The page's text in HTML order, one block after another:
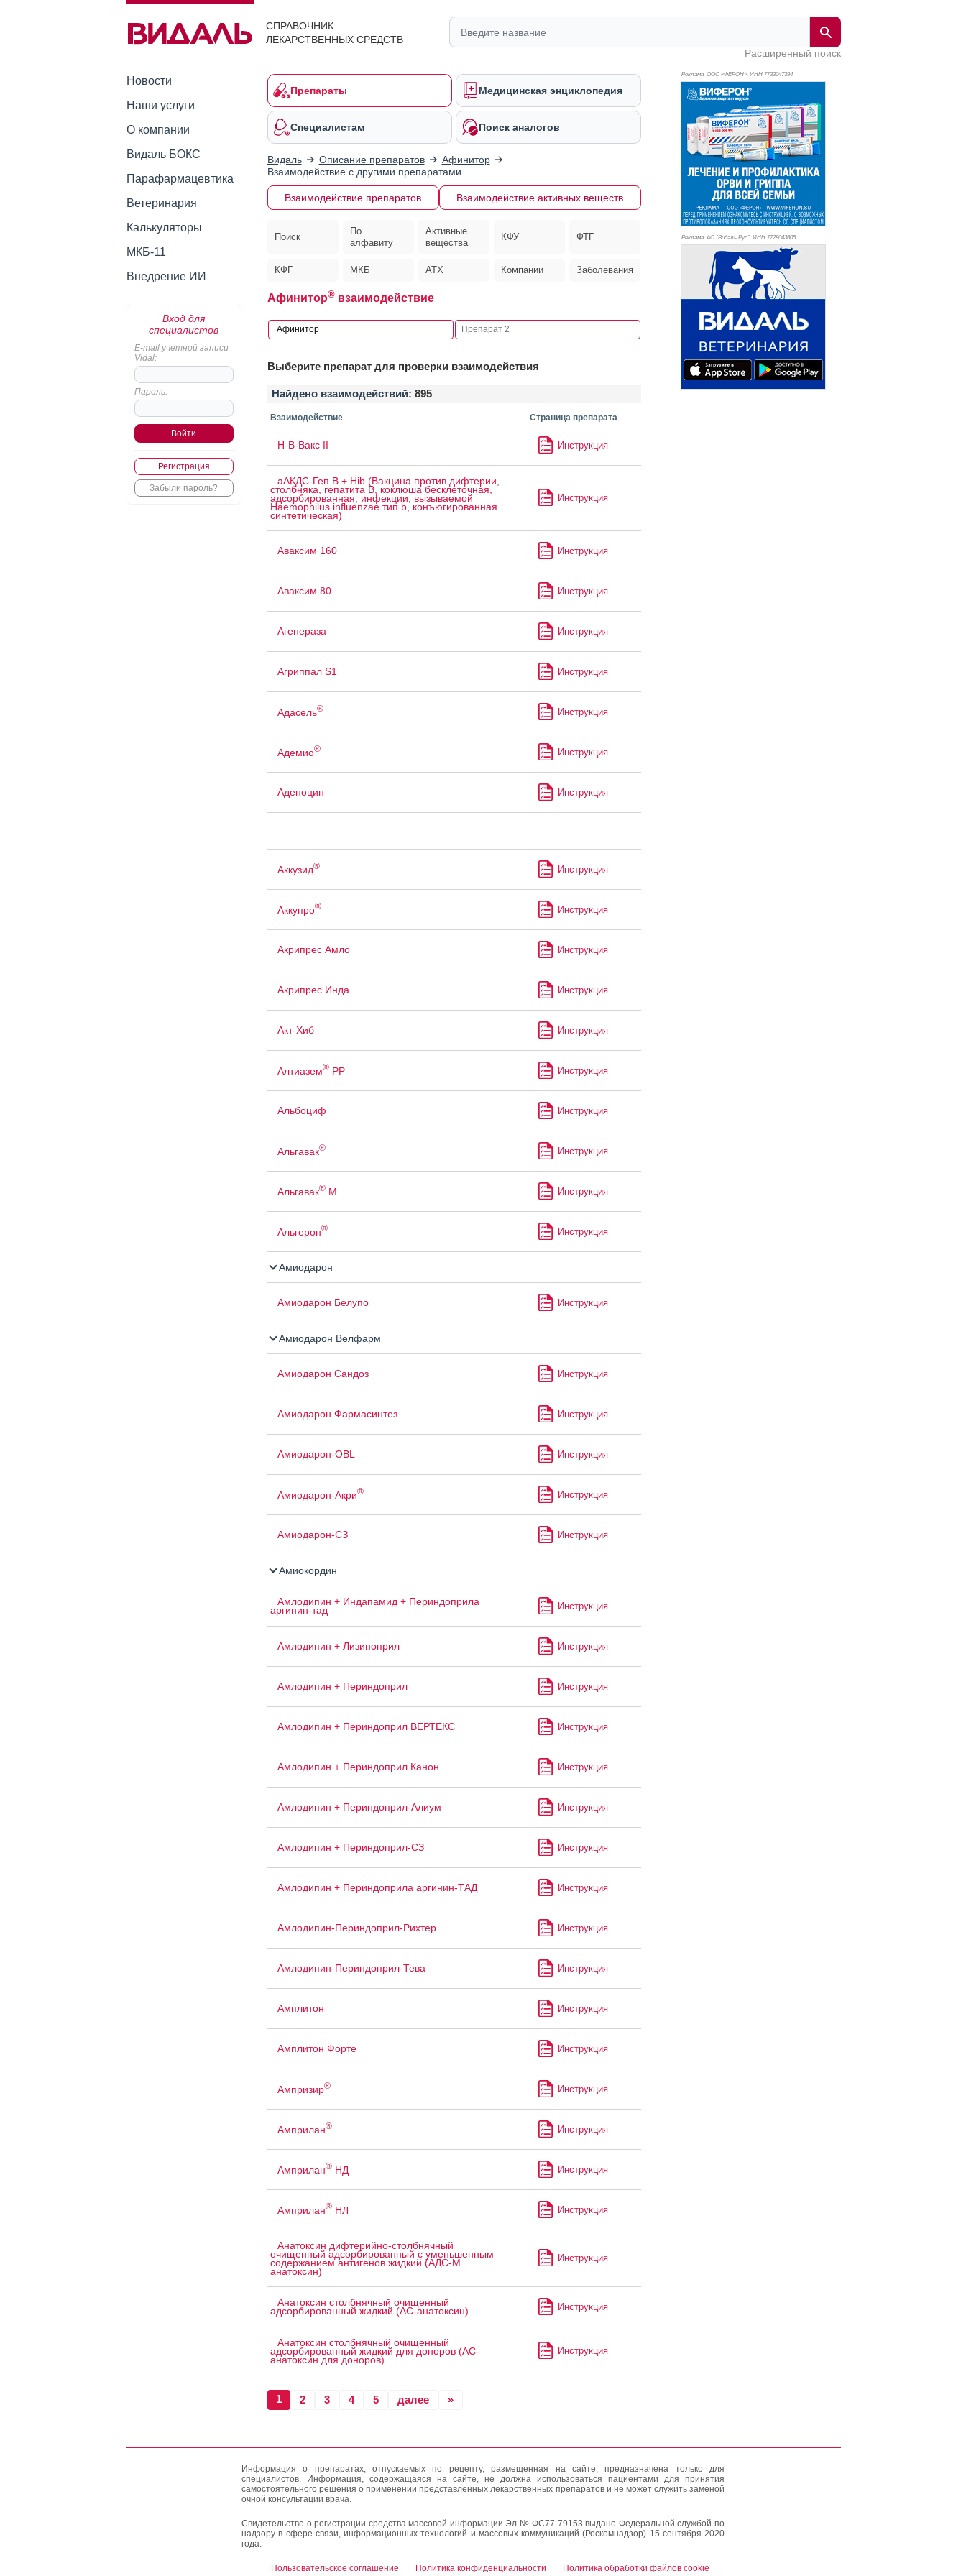
СПРАВОЧНИК
ЛЕКАРСТВЕННЫХ СРЕДСТВ
Расширенный поиск
Новости
Наши услуги
О компании
Видаль БОКС
Парафармацевтика
Ветеринария
Калькуляторы
МКБ-11
Внедрение ИИ
Вход для
специалистов
E-mail учетной записи
Vidal:
Пароль:
Регистрация
Забыли пароль?
Препараты Медицинская энциклопедия
Специалистам Поиск аналогов
Видаль Описание препаратов
Афинитор
Взаимодействие с другими препаратами
Взаимодействие препаратов Взаимодействие активных веществ
Поиск
По
алфавиту
Активные
вещества
КФУ ФТГ
КФГ МКБ АТХ Компании Заболевания
Афинитор®взаимодействие
Выберите препарат для проверки взаимодействия
Найдено взаимодействий: 895
Взаимодействие Страница препарата
H-B-Вакс II Инструкция
аАКДС-Геп B + Hib (Вакцина против дифтерии,
столбняка, гепатита B, коклюша бесклеточная,
адсорбированная, инфекции, вызываемой
Haemophilus influenzae тип b, конъюгированная
синтетическая)
Инструкция
Аваксим 160 Инструкция
Аваксим 80 Инструкция
Агенераза Инструкция
Агриппал S1 Инструкция
Адасель® Инструкция
Адемио® Инструкция
Аденоцин Инструкция
Аккузид® Инструкция
Аккупро® Инструкция
Акрипрес Амло Инструкция
Акрипрес Инда Инструкция
Акт-Хиб Инструкция
Алтиазем®РР Инструкция
Альбоциф Инструкция
Альгавак® Инструкция
Альгавак®М Инструкция
Альгерон® Инструкция
Амиодарон
Амиодарон Белупо Инструкция
Амиодарон Велфарм
Амиодарон Сандоз Инструкция
Амиодарон Фармасинтез Инструкция
Амиодарон-OBL Инструкция
Амиодарон-Акри® Инструкция
Амиодарон-СЗ Инструкция
Амиокордин
Амлодипин + Индапамид + Периндоприла
аргинин-тад Инструкция
Амлодипин + Лизиноприл Инструкция
Амлодипин + Периндоприл Инструкция
Амлодипин + Периндоприл ВЕРТЕКС Инструкция
Амлодипин + Периндоприл Канон Инструкция
Амлодипин + Периндоприл-Алиум Инструкция
Амлодипин + Периндоприл-СЗ Инструкция
Амлодипин + Периндоприла аргинин-ТАД Инструкция
Амлодипин-Периндоприл-Рихтер Инструкция
Амлодипин-Периндоприл-Тева Инструкция
Амплитон Инструкция
Амплитон Форте Инструкция
Ампризир® Инструкция
Амприлан® Инструкция
Амприлан®НД Инструкция
Амприлан®НЛ Инструкция
Анатоксин дифтерийно-столбнячный
очищенный адсорбированный с уменьшенным
содержанием антигенов жидкий (АДС-М
анатоксин)
Инструкция
Анатоксин столбнячный очищенный
адсорбированный жидкий (АС-анатоксин) Инструкция
Анатоксин столбнячный очищенный
адсорбированный жидкий для доноров (АС-
анатоксин для доноров)
Инструкция
1 2 3 4 5 далее »
Реклама. ООО «ФЕРОН», ИНН 7733047394
Реклама. АО "Видаль Рус", ИНН 7728043605
Информация о препаратах, отпускаемых по рецепту, размещенная на сайте, предназначена только для
специалистов. Информация, содержащаяся на сайте, не должна использоваться пациентами для принятия
самостоятельного решения о применении представленных лекарственных препаратов и не может служить заменой
очной консультации врача.
Свидетельство о регистрации средства массовой информации Эл № ФС77-79153 выдано Федеральной службой по
надзору в сфере связи, информационных технологий и массовых коммуникаций (Роскомнадзор) 15 сентября 2020
года.
Пользовательское соглашение Политика конфиденциальности Политика обработки файлов cookie